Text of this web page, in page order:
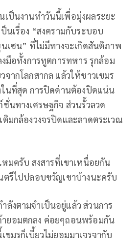
ป็นงานทำวันนี้เพื่อมุ่งผลระยะ
นเรื่อง “สงครามกับระบอบ
เซน” ที่ไม่มีทางจะเกิดสันติภาพ
งมือทั้งการทูตการทหาร รุกล้อม
ากโลกสากล แล้วให้ชาวเขมร
ในที่สุด การปิดด่านต้องปิดแน่น
นทางเศรษฐกิจ ส่วนรั้วลวด
มกล้องวงจรปิดและลาดตระเวณ
มครับ สงสารที่เขาเหนื่อยกัน
ตรีไปปลอบขวัญเขาบ้างนะครับ
ลังตามจำเป็นอยู่แล้ว ส่วนการ
ยอมตกลง ค่อยๆถอนพร้อมกัน
ขมรก็เบี้ยวไม่ยอมมาเจรจากับ